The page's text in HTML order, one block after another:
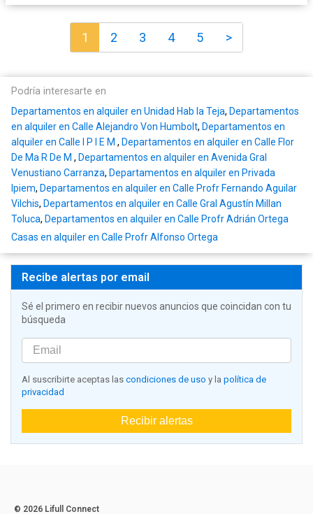
1 2 3 4 5 >
Podría interesarte en
Departamentos en alquiler en Unidad Hab la Teja, Departamentos
en alquiler en Calle Alejandro Von Humbolt, Departamentos en
alquiler en Calle I P I E M , Departamentos en alquiler en Calle Flor
De Ma R De M , Departamentos en alquiler en Avenida Gral
Venustiano Carranza, Departamentos en alquiler en Privada
Ipiem, Departamentos en alquiler en Calle Profr Fernando Aguilar
Vilchis, Departamentos en alquiler en Calle Gral Agustín Millan
Toluca, Departamentos en alquiler en Calle Profr Adrián Ortega
Casas en alquiler en Calle Profr Alfonso Ortega
Recibe alertas por email
Sé el primero en recibir nuevos anuncios que coincidan con tu
búsqueda
Al suscribirte aceptas las condiciones de uso y la política de
privacidad
Recibir alertas
© 2026 Lifull Connect